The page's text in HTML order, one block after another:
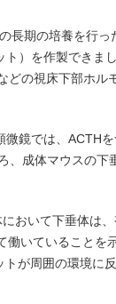
長期の培養を行っ
）を作製できま
どの視床下部ホル
鏡では、ACTH
、成体マウスの下
おいて下垂体は
いていることを
が周囲の環境に